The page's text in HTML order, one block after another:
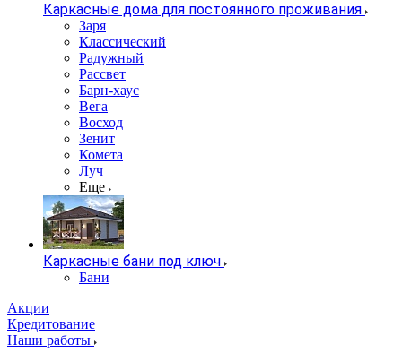
Каркасные дома для постоянного проживания
Заря
Классический
Радужный
Рассвет
Барн-хаус
Вега
Восход
Зенит
Комета
Луч
Еще
Каркасные бани под ключ
Бани
Акции
Кредитование
Наши работы